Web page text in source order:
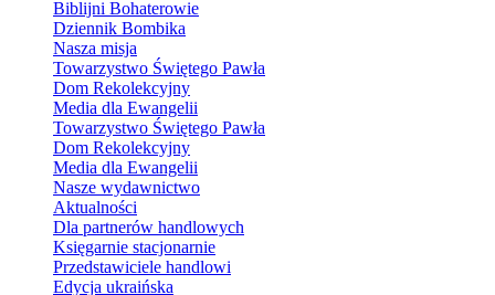
Biblijni Bohaterowie
Dziennik Bombika
Nasza misja
Towarzystwo Świętego Pawła
Dom Rekolekcyjny
Media dla Ewangelii
Towarzystwo Świętego Pawła
Dom Rekolekcyjny
Media dla Ewangelii
Nasze wydawnictwo
Aktualności
Dla partnerów handlowych
Księgarnie stacjonarnie
Przedstawiciele handlowi
Edycja ukraińska